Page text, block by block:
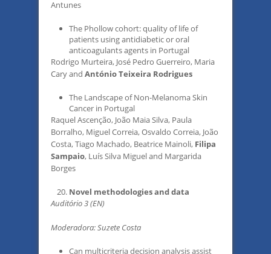
Antunes
The Phollow cohort: quality of life of
patients using antidiabetic or oral
anticoagulants agents in Portugal
Rodrigo Murteira, José Pedro Guerreiro, Maria
Cary and António Teixeira Rodrigues
The Landscape of Non-Melanoma Skin
Cancer in Portugal
Raquel Ascenção, João Maia Silva, Paula
Borralho, Miguel Correia, Osvaldo Correia, João
Costa, Tiago Machado, Beatrice Mainoli, Filipa
Sampaio, Luís Silva Miguel and Margarida
Borges
Novel methodologies and data
Auditório 3 (EN)
Moderadora: Suzete Costa
Can multicriteria decision analysis assist